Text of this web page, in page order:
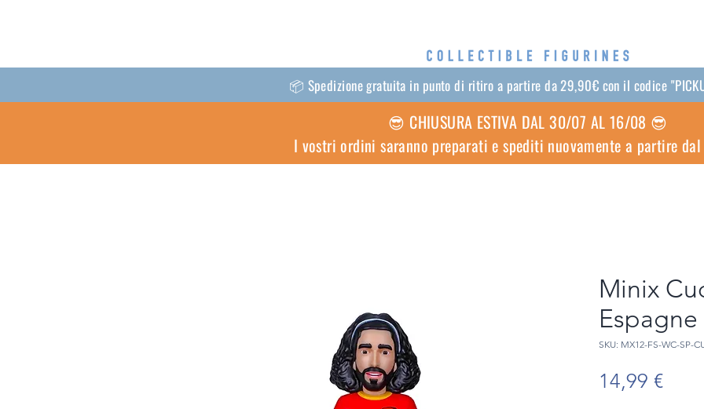
📦 Spedizione gratuita in punto di ritiro a partire da 29,90€ con il codice
😎 CHIUSURA ESTIVA DAL 30/07 AL 16/08 😎
I vostri ordini saranno preparati e spediti nuovamente a partire
Minix
Espagne
SKU: MX12-FS-WC-SP-
14,99 €